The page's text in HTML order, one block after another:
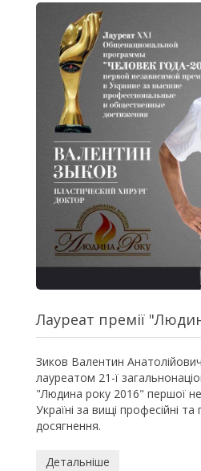
Лауреат премії
Зиков Валентин
лауреатом 21-ї
"Людина року 2016" першої
Україні за вищі професійні та
досягнення.
Детальніше